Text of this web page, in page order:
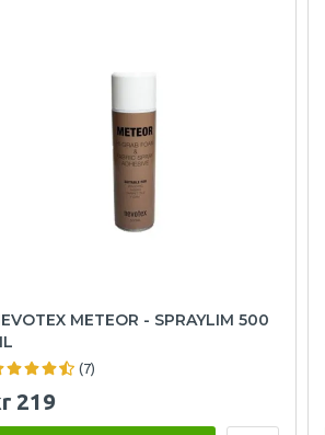
METEOR - SPRAYLIM 500
(7)
219